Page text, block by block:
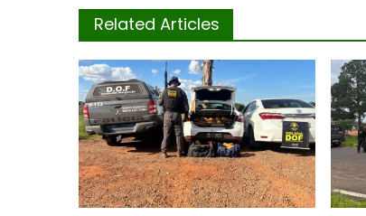
Related Articles